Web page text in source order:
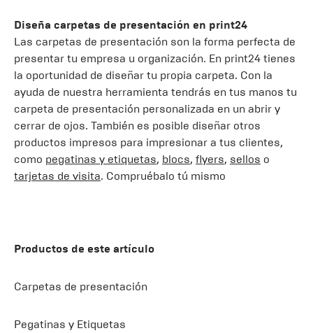
Diseña carpetas de presentación en print24
Las carpetas de presentación son la forma perfecta de
presentar tu empresa u organización. En print24 tienes
la oportunidad de diseñar tu propia carpeta. Con la
ayuda de nuestra herramienta tendrás en tus manos tu
carpeta de presentación personalizada en un abrir y
cerrar de ojos. También es posible diseñar otros
productos impresos para impresionar a tus clientes,
como pegatinas y etiquetas, blocs, flyers, sellos o
tarjetas de visita. Compruébalo tú mismo
Productos de este artículo
Carpetas de presentación
Pegatinas y Etiquetas